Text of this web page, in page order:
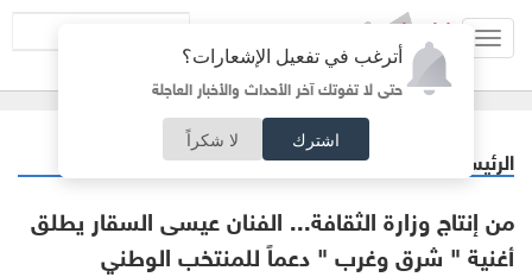
أترغب في تفعيل الإشعارات؟
حتى لا تفوتك آخر الأحداث والأخبار العاجلة
اشترك لا شكراً
الرئيسية خبر وصورة
من إنتاج وزارة الثقافة... الفنان عيسى السقار يطلق
أغنية " شرق وغرب " دعماً للمنتخب الوطني